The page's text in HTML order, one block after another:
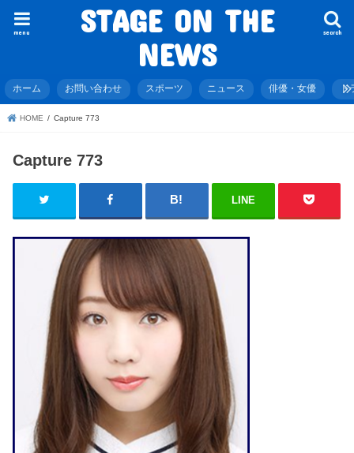
STAGE ON THE
NEWS
search
menu
ホーム お問い合わせ スポーツ ニュース 俳優・女優 ド
HOME Capture 773
Capture 773
LINE